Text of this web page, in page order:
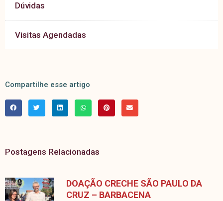
Dúvidas
Visitas Agendadas
Compartilhe esse artigo
Postagens Relacionadas
DOAÇÃO CRECHE SÃO PAULO DA
CRUZ – BARBACENA